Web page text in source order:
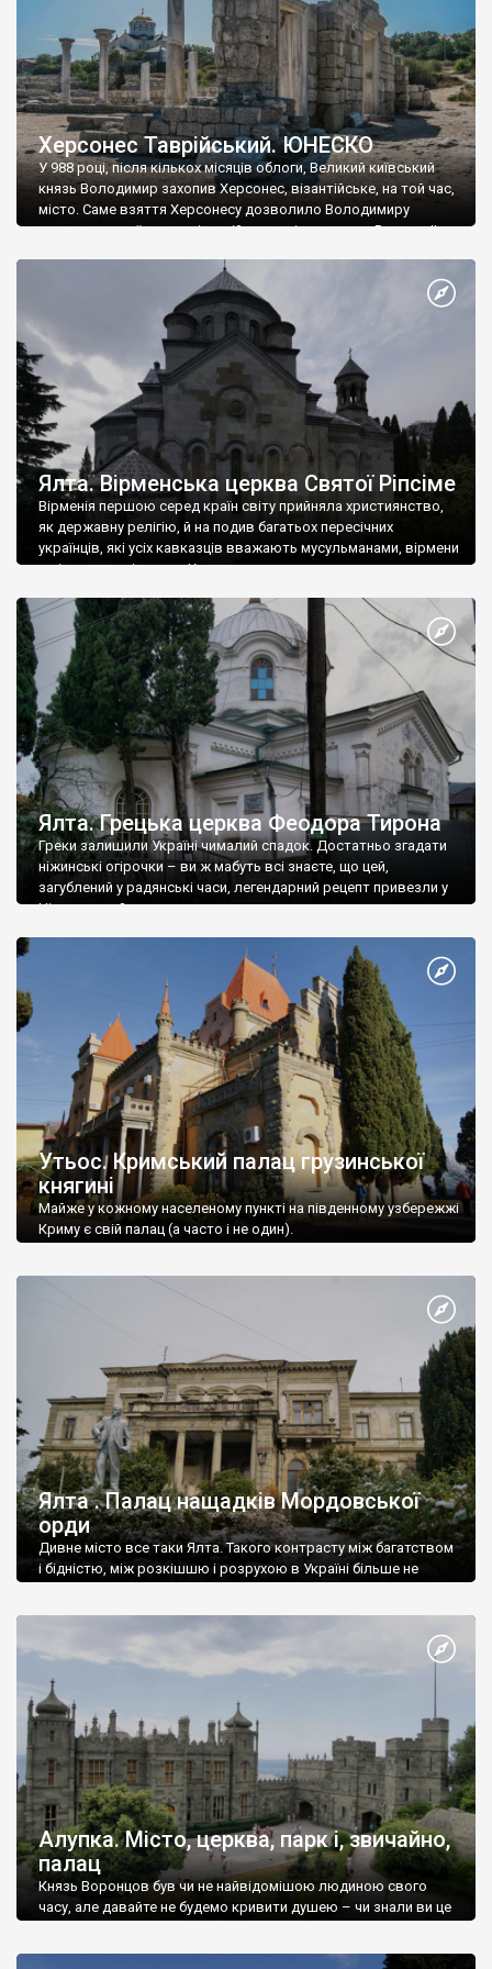
Херсонес Таврійський. ЮНЕСКО
У 988 році, після кількох місяців облоги, Великий київський
князь Володимир захопив Херсонес, візантійське, на той час,
місто. Саме взяття Херсонесу дозволило Володимиру
диктувати свої умови візантійському імператору Василю ІІ, та
Херсонесі Володимир-язичник, став Василем-християнином.
А потім було Хрещення Русі. На честь Херсонесу Таврійського
Ялта. Вірменська церква Святої Ріпсіме
Вірменія першою серед країн світу прийняла християнство,
як державну релігію, й на подив багатьох пересічних
українців, які усіх кавказців вважають мусульманами, вірмени
є відданими вірянами Христа
Ялта. Грецька церква Феодора Тирона
Греки залишили Україні чималий спадок. Достатньо згадати
ніжинські огірочки – ви ж мабуть всі знаєте, що цей,
загублений у радянські часи, легендарний рецепт привезли у
Ніжин греки?
Утьос. Кримський палац грузинської
княгині
Майже у кожному населеному пункті на південному узбережжі
Криму є свій палац (а часто і не один).
Ялта . Палац нащадків Мордовської
орди
Дивне місто все таки Ялта. Такого контрасту між багатством
і бідністю, між розкішшю і розрухою в Україні більше не
Алупка. Місто, церква, парк і, звичайно,
палац
Князь Воронцов був чи не найвідомішою людиною свого
часу, але давайте не будемо кривити душею – чи знали ви це